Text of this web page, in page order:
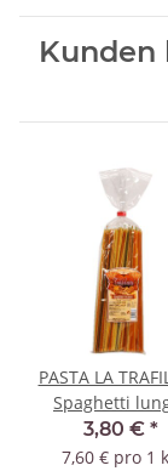
Kunden
PASTA LA
Spaghetti
Tricolori
3,80 € *
7,60 € pro 1